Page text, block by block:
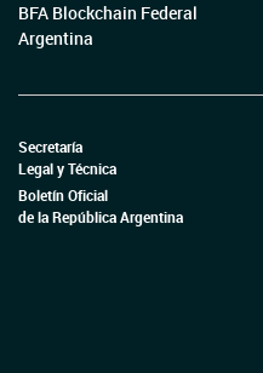
BFA Blockchain Federal
Argentina
Secretaría
Legal y Técnica
Boletín Oficial
de la República Argentina